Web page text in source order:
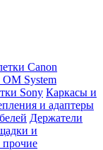
Canon
System
Sony Каркасы и
и адаптеры
Держатели
и